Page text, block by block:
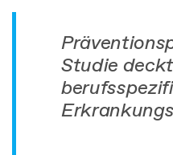
Studie deckt